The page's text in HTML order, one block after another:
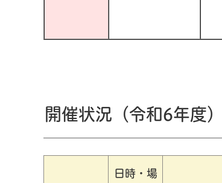
開催状況（令和6年度）
日時・場